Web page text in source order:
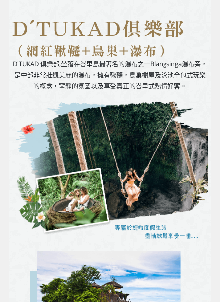
D'TUKAD 俱樂部,坐落在峇里島最著名的瀑布之一Blangsinga瀑布旁，
是中部非常壯觀美麗的瀑布，擁有鞦韆，鳥巢樹屋及泳池全包式玩樂
的概念，寧靜的氛圍以及享受真正的峇里式熱情好客。